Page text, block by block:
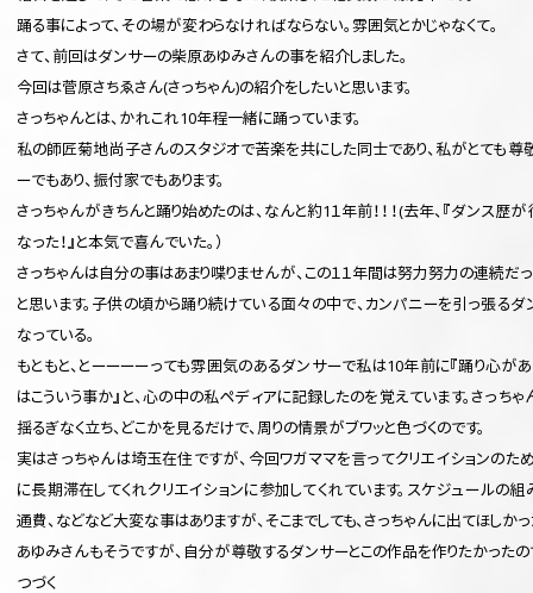
踊る事によって、その場が変わらなければならない。雰囲気とかじゃなくて。
さて、前回はダンサーの柴原あゆみさんの事を紹介しました。
今回は菅原さちゑさん(さっちゃん)の紹介をしたいと思います。
さっちゃんとは、かれこれ10年程一緒に踊っています。
私の師匠菊地尚子さんのスタジオで苦楽を共にした同士であり、私がとても尊
ーでもあり、振付家でもあります。
さっちゃんがきちんと踊り始めたのは、なんと約1１年前！！！(去年、『ダンス歴
なった！』と本気で喜んでいた。）
さっちゃんは自分の事はあまり喋りませんが、この１１年間は努力努力の連続だっ
と思います。子供の頃から踊り続けている面々の中で、カンパニーを引っ張るダ
なっている。
もともと、とーーーーっても雰囲気のあるダンサーで私は10年前に『踊り心があ
はこういう事か』と、心の中の私ペディアに記録したのを覚えています。さっちゃ
揺るぎなく立ち、どこかを見るだけで、周りの情景がブワッと色づくのです。
実はさっちゃんは埼玉在住ですが、今回ワガママを言ってクリエイションのた
に長期滞在してくれクリエイションに参加してくれています。スケジュールの組
通費、などなど大変な事はありますが、そこまでしても、さっちゃんに出てほしかっ
あゆみさんもそうですが、自分が尊敬するダンサーとこの作品を作りたかったの
つづく